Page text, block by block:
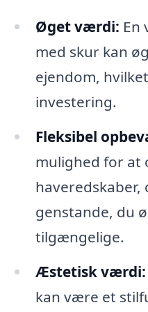
Øget værdi: En
med skur kan
ejendom,
investering.
Fleksibel
mulighed for at
haveredskaber,
genstande, du
tilgængelige.
Æstetisk værdi:
kan være et